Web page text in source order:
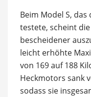
Beim Model S,
testete, scheint
bescheidener
leicht erhöhte
von 169 auf 188
Heckmotors sank
sodass sie